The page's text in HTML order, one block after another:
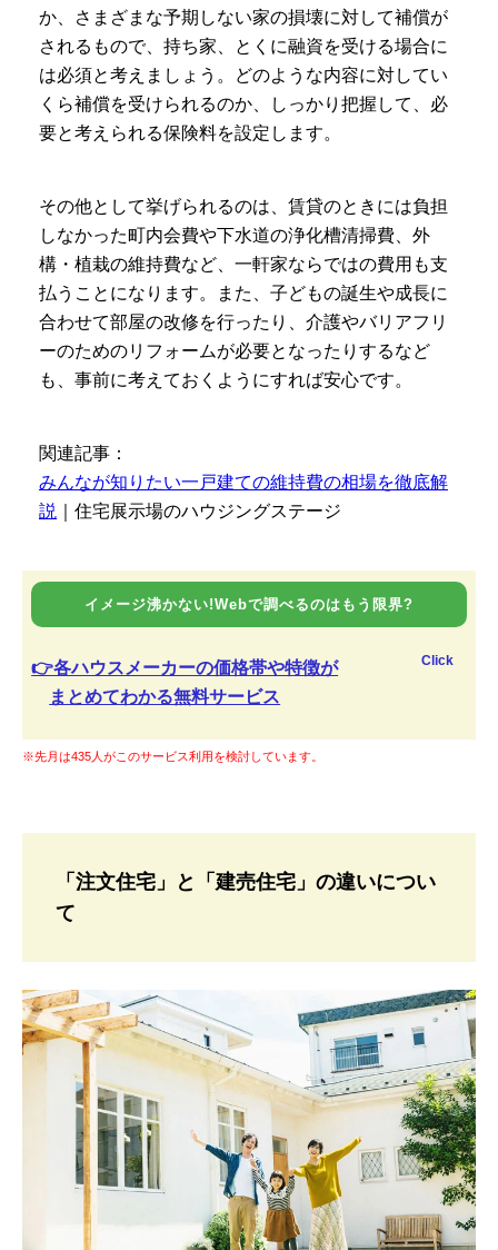
か、さまざまな予期しない家の損壊に対して補償が
されるもので、持ち家、とくに融資を受ける場合に
は必須と考えましょう。どのような内容に対してい
くら補償を受けられるのか、しっかり把握して、必
要と考えられる保険料を設定します。
その他として挙げられるのは、賃貸のときには負担
しなかった町内会費や下水道の浄化槽清掃費、外
構・植栽の維持費など、一軒家ならではの費用も支
払うことになります。また、子どもの誕生や成長に
合わせて部屋の改修を行ったり、介護やバリアフリ
ーのためのリフォームが必要となったりするなど
も、事前に考えておくようにすれば安心です。
関連記事：
みんなが知りたい一戸建ての維持費の相場を徹底解
説
｜住宅展示場のハウジングステージ
イメージ沸かない!Webで調べるのはもう限界?
👉各ハウスメーカーの価格帯や特徴が
まとめてわかる無料サービス
Click
※先月は435人がこのサービス利用を検討しています。
「注文住宅」と「建売住宅」の違いについ
て